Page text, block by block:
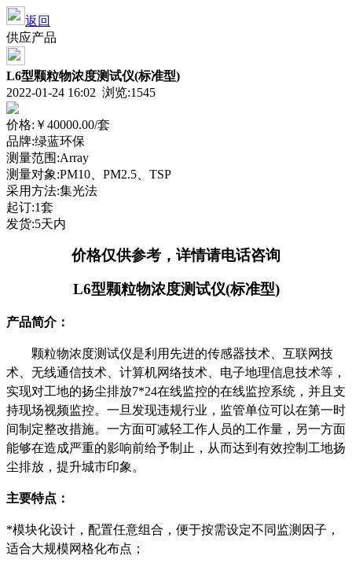
返回
供应产品
L6型颗粒物浓度测试仪(标准型)
2022-01-24 16:02 浏览:1545
价格: ￥40000.00/套
品牌:绿蓝环保
测量范围:Array
测量对象:PM10、PM2.5、TSP
采用方法:集光法
起订:1套
发货:5天内
价格仅供参考，详情请电话咨询
L6型颗粒物浓度测试仪(标准型)
产品简介：
颗粒物浓度测试仪是利用先进的传感器技术、互联网技
术、无线通信技术、计算机网络技术、电子地理信息技术等，
实现对工地的扬尘排放7*24在线监控的在线监控系统，并且支
持现场视频监控。一旦发现违规行业，监管单位可以在第一时
间制定整改措施。一方面可减轻工作人员的工作量，另一方面
能够在造成严重的影响前给予制止，从而达到有效控制工地扬
尘排放，提升城市印象。
主要特点：
*模块化设计，配置任意组合，便于按需设定不同监测因子，
适合大规模网格化布点；